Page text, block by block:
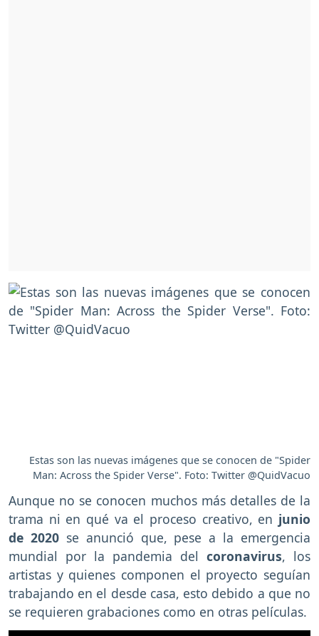
Estas son las nuevas imágenes que se conocen de "Spider
Man: Across the Spider Verse". Foto: Twitter @QuidVacuo
Aunque no se conocen muchos más detalles de la
trama ni en qué va el proceso creativo, en junio
de 2020se anunció que, pese a la emergencia
mundial por la pandemia del coronavirus, los
artistas y quienes componen el proyecto seguían
trabajando en el desde casa, esto debido a que no
se requieren grabaciones como en otras películas.